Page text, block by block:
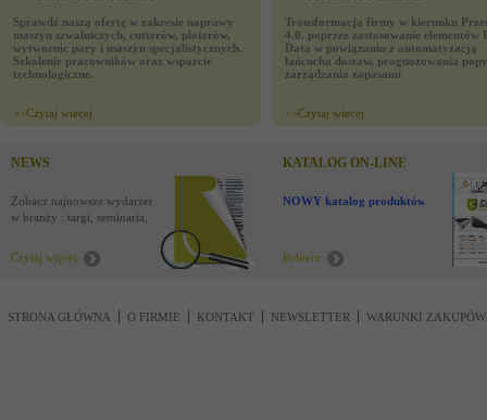
Sprawdź naszą ofertę w zakresie naprawy
maszyn szwalniczych, cutterów, ploterów,
wytwornic pary i maszyn specjalistycznych.
Szkolenie pracowników oraz wsparcie
technologiczne.
>>Czytaj wiecej
Transformacja firmy w kierunku
4.0. poprzez zastosowanie elementów
Data w powiązaniu z automatyzacją
łańcucha dostaw, prognozowania
zarządzania zapasami
>>Czytaj wiecej
NEWS
Zobacz najnowsze wydarzenia
w branży : targi, seminaria,
Czytaj więcej
KATALOG ON-LINE
NOWY katalog produktów !
Pobierz
STRONA GŁÓWNA O FIRMIE KONTAKT NEWSLETTER WARUNKI ZAKUPÓW